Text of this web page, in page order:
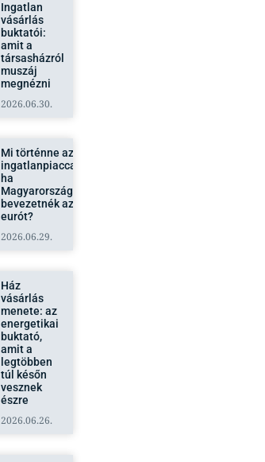
Ingatlan
vásárlás
buktatói:
amit a
társasházról
muszáj
megnézni
2026.06.30.
Mi történne az
ingatlanpiaccal,
ha
Magyarországon
bevezetnék az
eurót?
2026.06.29.
Ház
vásárlás
menete: az
energetikai
buktató,
amit a
legtöbben
túl későn
vesznek
észre
2026.06.26.